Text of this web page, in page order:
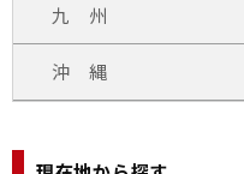
九 州
沖 縄